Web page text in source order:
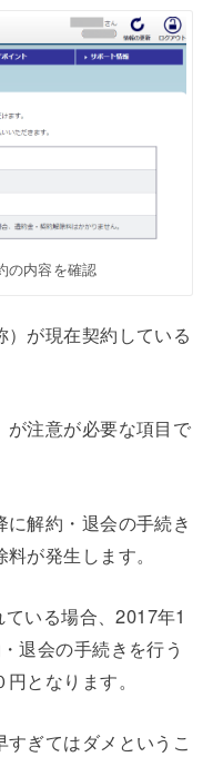
の内容を確認
が現在契約している
が注意が必要な項目で
解約・退会の手続き
が発生します。
いる場合、2017年1
退会の手続きを行う
となります。
ぎてはダメというこ